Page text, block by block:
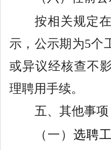
按相关规定在
示，公示期为5个
或异议经核查不
理聘用手续。
五、其他事项
（一） 选聘